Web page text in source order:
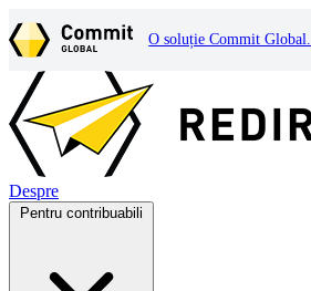
O soluție Commit Global.
Despre
Pentru contribuabili